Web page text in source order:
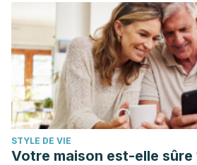
STYLE DE VIE
Votre maison est-elle sûre